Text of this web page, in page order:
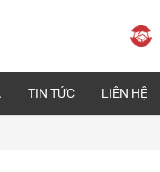
TIN TỨC LIÊN HỆ